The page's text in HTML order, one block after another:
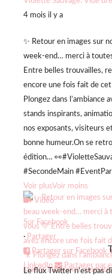
4 mois il y a
✨ Retour en images sur
week-end… merci à
Entre belles trouvailles,
encore une fois fait de
Plongez dans l’ambiance
stands inspirants,
nos exposants, visiteurs
bonne humeur.On se
édition… 👀
#SecondeMain
Voir plusVoir moins
Vidéo
Sur Facebook
· Partager
Partager sur Facebook
LinkedIn
Partager par
Le flux Twitter n’est pas